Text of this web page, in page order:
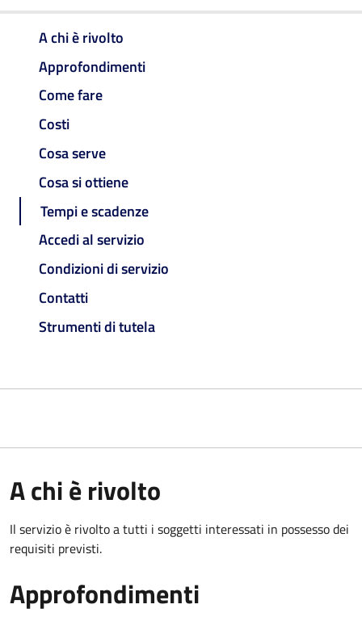
A chi è rivolto
Approfondimenti
Come fare
Costi
Cosa serve
Cosa si ottiene
Tempi e scadenze
Accedi al servizio
Condizioni di servizio
Contatti
Strumenti di tutela
A chi è rivolto
Il servizio è rivolto a tutti i soggetti interessati in possesso dei
requisiti previsti.
Approfondimenti